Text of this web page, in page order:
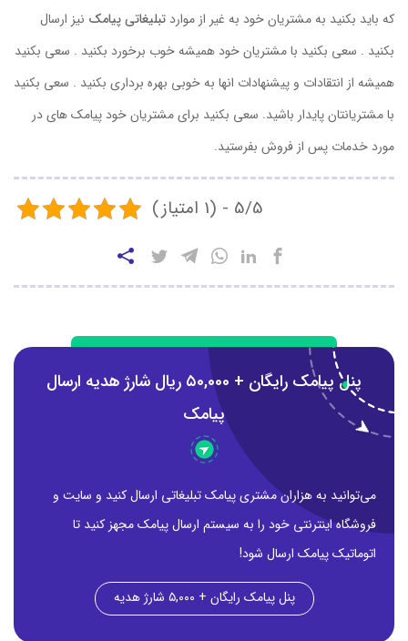
که باید بکنید به مشتریان خود به غیر از موارد تبلیغاتی پیامک نیز ارسال
بکنید . سعی بکنید با مشتریان خود همیشه خوب برخورد بکنید . سعی بکنید
همیشه از انتقادات و پیشنهادات انها به خوبی بهره برداری بکنید . سعی بکنید
با مشتریانتان پایدار باشید. سعی بکنید برای مشتریان خود پیامک های در
مورد خدمات پس از فروش بفرستید.
5/5 - (1 امتیاز)
پنل پیامک رایگان + ۵0,000 ریال شارژ هدیه ارسال
پیامک
می‌توانید به هزاران مشتری پیامک تبلیغاتی ارسال کنید و سایت و
فروشگاه اینترنتی خود را به سیستم ارسال پیامک مجهز کنید تا
اتوماتیک پیامک ارسال شود!
پنل پیامک رایگان + ۵,۰۰۰ شارژ هدیه